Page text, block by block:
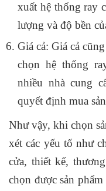
xuất hệ thống ray
lượng và độ bền
Giá cả: Giá cả
chọn hệ thống
nhiều nhà cung
quyết định mua
Như vậy, khi chọn
xét các yếu tố như
cửa, thiết kế,
chọn được sản